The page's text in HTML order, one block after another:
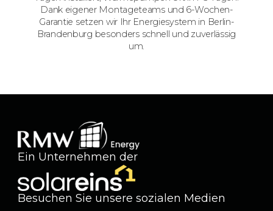
Dank eigener Montageteams und 6-Wochen-
Garantie setzen wir Ihr Energiesystem in Berlin-
Brandenburg besonders schnell und zuverlässig
um.
Ein Unternehmen der
Besuchen Sie unsere sozialen Medien